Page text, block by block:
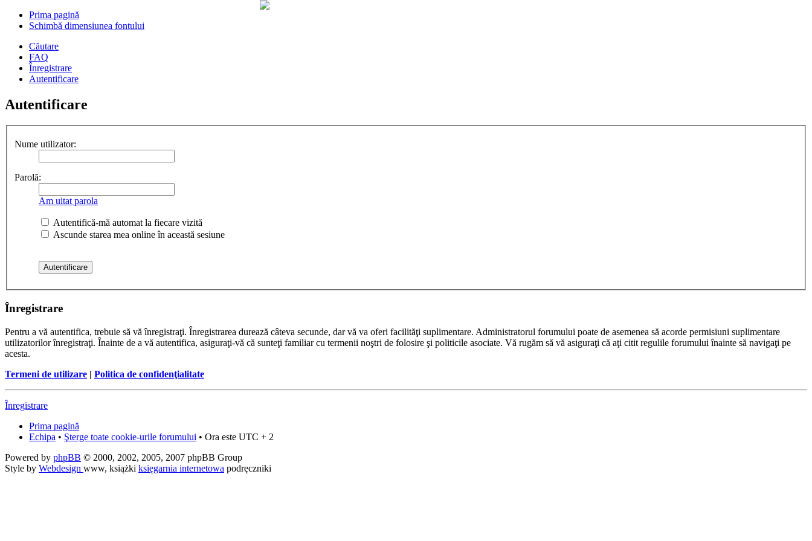
Prima pagină
Schimbă dimensiunea fontului
Căutare
FAQ
Înregistrare
Autentificare
Autentificare
Nume utilizator:
Parolă:
Am uitat parola
Autentifică-mă automat la fiecare vizită
Ascunde starea mea online în această sesiune
Înregistrare
Pentru a vă autentifica, trebuie să vă înregistraţi. Înregistrarea durează câteva secunde, dar vă va oferi facilităţi suplimentare. Administratorul forumului poate de asemenea să acorde permisiuni suplimentare
utilizatorilor înregistraţi. Înainte de a vă autentifica, asiguraţi-vă că sunteţi familiar cu termenii noştri de folosire şi politicile asociate. Vă rugăm să vă asiguraţi că aţi citit regulile forumului înainte să navigaţi pe
acesta.
Termeni de utilizare | Politica de confidenţialitate
Înregistrare
Prima pagină
Echipa • Şterge toate cookie-urile forumului • Ora este UTC + 2
Powered by phpBB © 2000, 2002, 2005, 2007 phpBB Group
Style by Webdesign www, książki księgarnia internetowa podręczniki